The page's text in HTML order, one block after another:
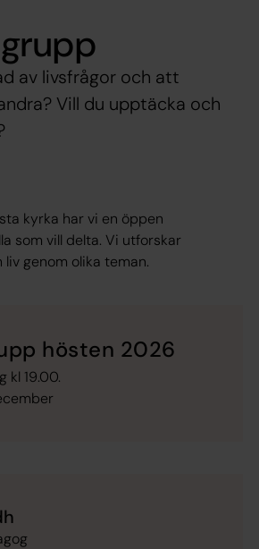
av livsfrågor och att
Vill du upptäcka och
kyrka har vi en öppen
som vill delta. Vi utforskar
genom olika teman.
hösten 2026
kl 19.00.